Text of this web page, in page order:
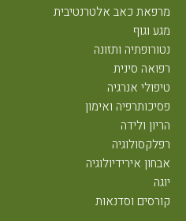
מרפאת כאב אלטרנטיבית
מגע וגוף
נטורופתיה ותזונה
רפואה סינית
טיפולי אנרגיה
פסיכותרפיה ואימון
הריון ולידה
רפלקסולוגיה
אבחון אירידיולוגיה
יוגה
קורסים וסדנאות